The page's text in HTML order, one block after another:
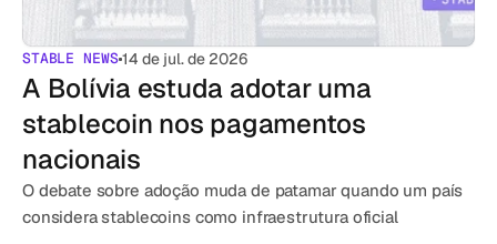
STABLE NEWS14 de jul. de 2026
A Bolívia estuda adotar uma
stablecoin nos pagamentos
nacionais
O debate sobre adoção muda de patamar quando um país
considera stablecoins como infraestrutura oficial